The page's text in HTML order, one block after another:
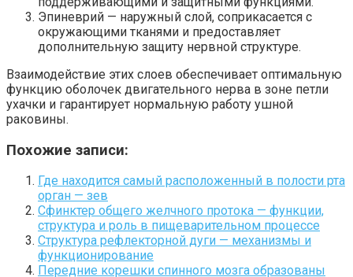
Эпиневрий — наружный слой, соприкасается с
окружающими тканями и предоставляет
дополнительную защиту нервной структуре.
Взаимодействие этих слоев обеспечивает оптимальную
функцию оболочек двигательного нерва в зоне петли
ухачки и гарантирует нормальную работу ушной
раковины.
Похожие записи:
Где находится самый расположенный в полости рта
орган — зев
Сфинктер общего желчного протока — функции,
структура и роль в пищеварительном процессе
Структура рефлекторной дуги — механизмы и
функционирование
Передние корешки спинного мозга образованы